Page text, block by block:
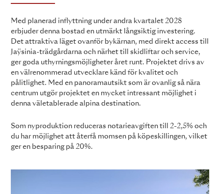
Med planerad inflyttning under andra kvartalet 2028
erbjuder denna bostad en utmärkt långsiktig investering.
Det attraktiva läget ovanför bykärnan, med direkt access till
Jaÿsinia-trädgårdarna och närhet till skidliftar och service,
ger goda uthyrningsmöjligheter året runt. Projektet drivs av
en välrenommerad utvecklare känd för kvalitet och
pålitlighet. Med en panoramautsikt som är ovanlig så nära
centrum utgör projektet en mycket intressant möjlighet i
denna väletablerade alpina destination.
Som nyproduktion reduceras notarieavgiften till 2-2,5% och
du har möjlighet att återfå momsen på köpeskillingen, vilket
ger en besparing på 20%.